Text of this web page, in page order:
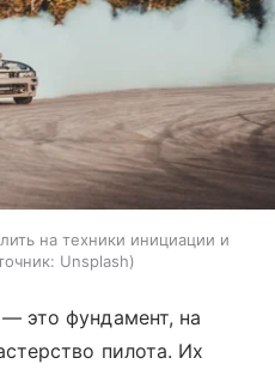
на техники инициации и
Unsplash
это фундамент, на
пилота. Их